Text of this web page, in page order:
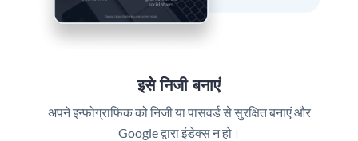
इसे निजी बनाएं
अपने इन्फोग्राफिक को निजी या पासवर्ड से सुरक्षित बनाएं और
Google द्वारा इंडेक्स न हो।